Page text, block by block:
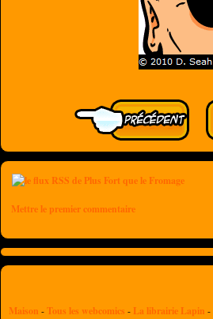
Mettre le premier commentaire
Maison -Tous les webcomics - La librairie Lapin -